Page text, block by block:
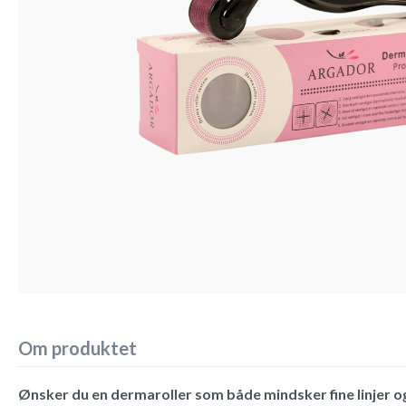
Om produktet
Ønsker du en dermaroller som både mindsker fine linjer